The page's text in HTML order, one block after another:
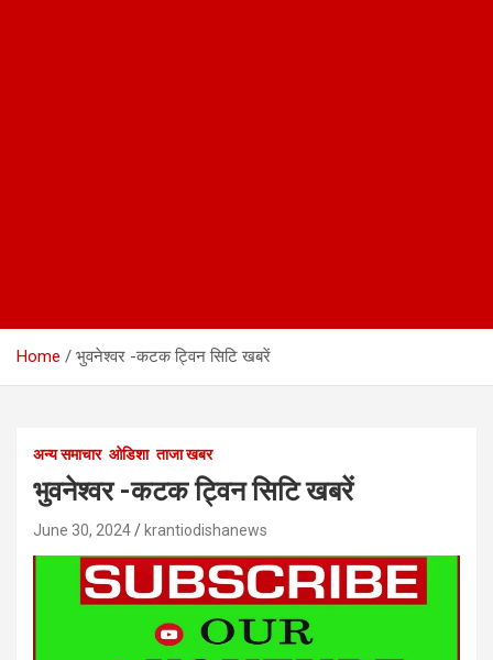
Home भुवनेश्वर -कटक ट्विन सिटि खबरें
अन्य समाचार ओडिशा ताजा खबर
भुवनेश्वर -कटक ट्विन सिटि खबरें
June 30, 2024 krantiodishanews